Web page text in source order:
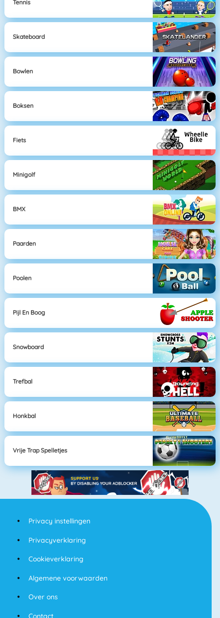
Tennis
Skateboard
Bowlen
Boksen
Fiets
Minigolf
BMX
Paarden
Poolen
Pijl En Boog
Snowboard
Trefbal
Honkbal
Vrije Trap Spelletjes
Privacy instellingen
Privacyverklaring
Cookieverklaring
Algemene voorwaarden
Over ons
Contact